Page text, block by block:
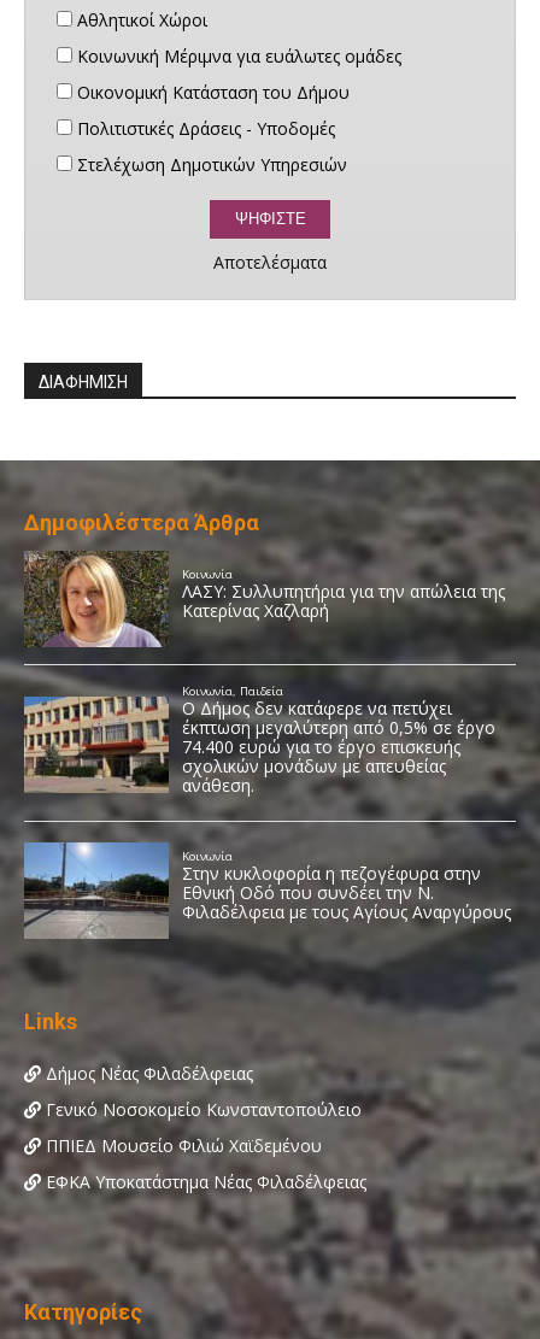
Αθλητικοί Χώροι
Κοινωνική Μέριμνα για ευάλωτες ομάδες
Οικονομική Κατάσταση του Δήμου
Πολιτιστικές Δράσεις - Υποδομές
Στελέχωση Δημοτικών Υπηρεσιών
Αποτελέσματα
ΔΙΑΦΗΜΙΣΗ
Δημοφιλέστερα Άρθρα
Links
Δήμος Νέας Φιλαδέλφειας
Γενικό Νοσοκομείο Κωνσταντοπούλειο
ΠΠΙΕΔ Μουσείο Φιλιώ Χαϊδεμένου
ΕΦΚΑ Υποκατάστημα Νέας Φιλαδέλφειας
Κατηγορίες